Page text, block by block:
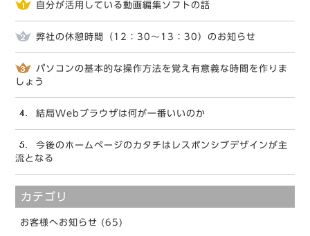
自分が活用している動画編集ソフトの話
弊社の休憩時間（12：30～13：30）のお知らせ
パソコンの基本的な操作方法を覚え有意義な時間を作りま
しょう
結局Webブラウザは何が一番いいのか
今後のホームページのカタチはレスポンシブデザインが主
流となる
カテゴリ
お客様へお知らせ (65)